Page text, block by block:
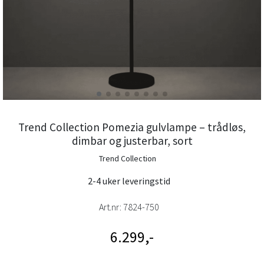
Trend Collection Pomezia gulvlampe – trådløs,
dimbar og justerbar, sort
Trend Collection
2-4 uker leveringstid
Art.nr: 7824-750
6.299,-